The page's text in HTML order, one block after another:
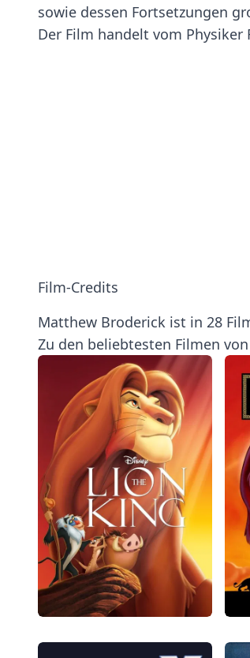
sowie dessen Fortsetzungen
Der Film handelt vom
Film-Credits
Matthew Broderick ist in 28
Zu den beliebtesten Filmen